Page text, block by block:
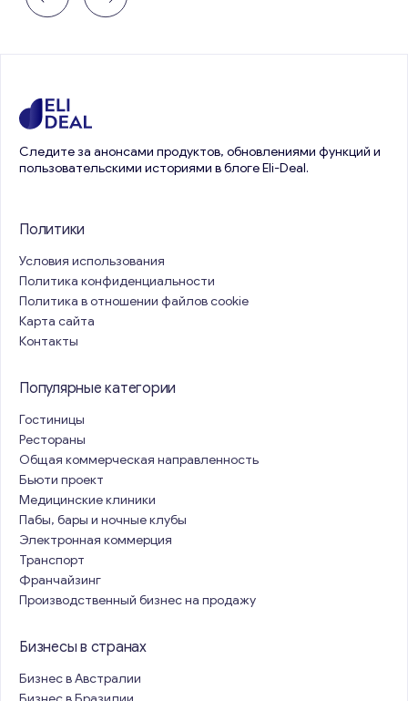
Следите за анонсами продуктов, обновлениями функций и
пользовательскими историями в блоге Eli-Deal.
Политики
Условия использования
Политика конфиденциальности
Политика в отношении файлов cookie
Карта сайта
Контакты
Популярные категории
Гостиницы
Рестораны
Общая коммерческая направленность
Бьюти проект
Медицинские клиники
Пабы, бары и ночные клубы
Электронная коммерция
Транспорт
Франчайзинг
Производственный бизнес на продажу
Бизнесы в странах
Бизнес в Австралии